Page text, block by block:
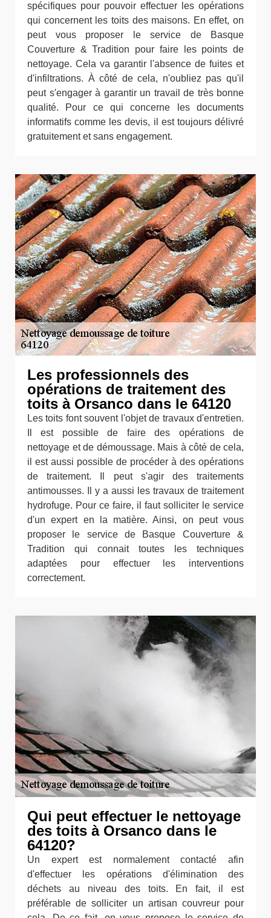
spécifiques pour pouvoir effectuer les opérations
qui concernent les toits des maisons. En effet, on
peut vous proposer le service de Basque
Couverture & Tradition pour faire les points de
nettoyage. Cela va garantir l'absence de fuites et
d'infiltrations. À côté de cela, n'oubliez pas qu'il
peut s'engager à garantir un travail de très bonne
qualité. Pour ce qui concerne les documents
informatifs comme les devis, il est toujours délivré
gratuitement et sans engagement.
Les professionnels des
opérations de traitement des
toits à Orsanco dans le 64120
Les toits font souvent l'objet de travaux d'entretien.
Il est possible de faire des opérations de
nettoyage et de démoussage. Mais à côté de cela,
il est aussi possible de procéder à des opérations
de traitement. Il peut s'agir des traitements
antimousses. Il y a aussi les travaux de traitement
hydrofuge. Pour ce faire, il faut solliciter le service
d'un expert en la matière. Ainsi, on peut vous
proposer le service de Basque Couverture &
Tradition qui connait toutes les techniques
adaptées pour effectuer les interventions
correctement.
Qui peut effectuer le nettoyage
des toits à Orsanco dans le
64120?
Un expert est normalement contacté afin
d'effectuer les opérations d'élimination des
déchets au niveau des toits. En fait, il est
préférable de solliciter un artisan couvreur pour